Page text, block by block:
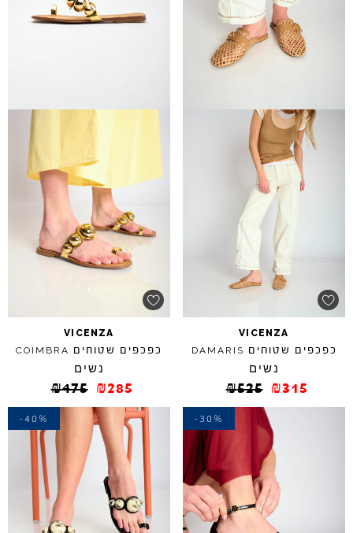
VICENZA
כפכפים שטוחים DAMARIS
נשים
₪525 ₪315
VICENZA
כפכפים שטוחים COIMBRA
נשים
₪475 ₪285
-30%
-40%